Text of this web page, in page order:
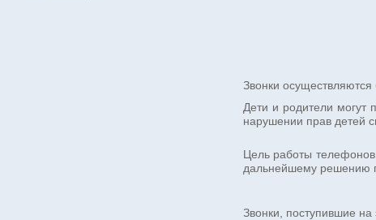
Звонки осуществляются
Дети и родители могут
нарушении прав детей
Цель работы
дальнейшему решению
Звонки, поступившие